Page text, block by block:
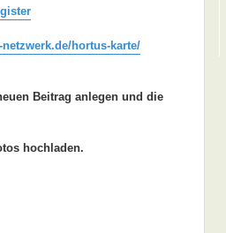
hortus-karte/
Beitrag anlegen und die
hochladen.